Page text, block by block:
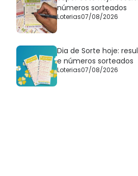
números sorteados
Loterias07/08/2026
Dia de Sorte hoje:
e números sorteados
Loterias07/08/2026